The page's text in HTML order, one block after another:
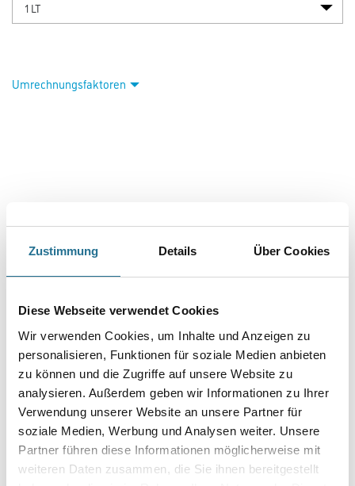
Zustimmung Details Über Cookies
Diese Webseite verwendet Cookies
Wir verwenden Cookies, um Inhalte und Anzeigen zu
personalisieren, Funktionen für soziale Medien anbieten
zu können und die Zugriffe auf unsere Website zu
analysieren. Außerdem geben wir Informationen zu Ihrer
Verwendung unserer Website an unsere Partner für
soziale Medien, Werbung und Analysen weiter. Unsere
Partner führen diese Informationen möglicherweise mit
weiteren Daten zusammen, die Sie ihnen bereitgestellt
Umrechnungsfaktoren
PRODUKTEIGENSCHAFTEN
Produkteigenschaft
- Geruchsarm und umweltschonend
- Reduziert die Wasseraufnahme
- Erhöht den Frost-Tausalz-Widerstand
- Minimiert Algen- und Moosbewuchs, Feuchtigkeitsflecken und
Aus­blühun­gen
- Nicht filmbildend
- Diffusionsoffen
- Alkali- und UV-beständig
- In Verbindung mit DisboCRET 515 als OS 2 (OS B) nach
Instandsetzungs-Richtlinie des DAfStb./ZTV-ING geprüft
- Erfüllt die Anforderungen der EN 1504-2 und der DIN V 18026: